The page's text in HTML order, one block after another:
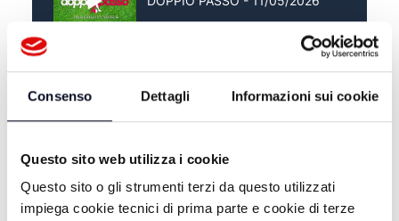
Consenso Dettagli Informazioni sui cookie
Questo sito web utilizza i cookie
Questo sito o gli strumenti terzi da questo utilizzati
impiega cookie tecnici di prima parte e cookie di terze
DOPPIO PASSO - 05/05/2026